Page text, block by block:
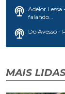
Adelor
falando...
Do Avesso -
MAIS